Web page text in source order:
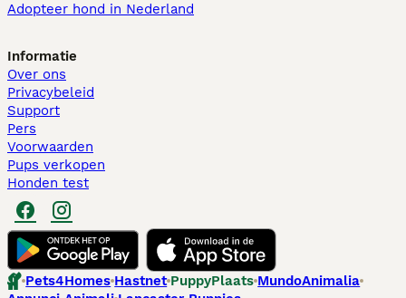
Adopteer hond in Nederland
Informatie
Over ons
Privacybeleid
Support
Pers
Voorwaarden
Pups verkopen
Honden test
Pets4Homes Hastnet PuppyPlaats MundoAnimalia